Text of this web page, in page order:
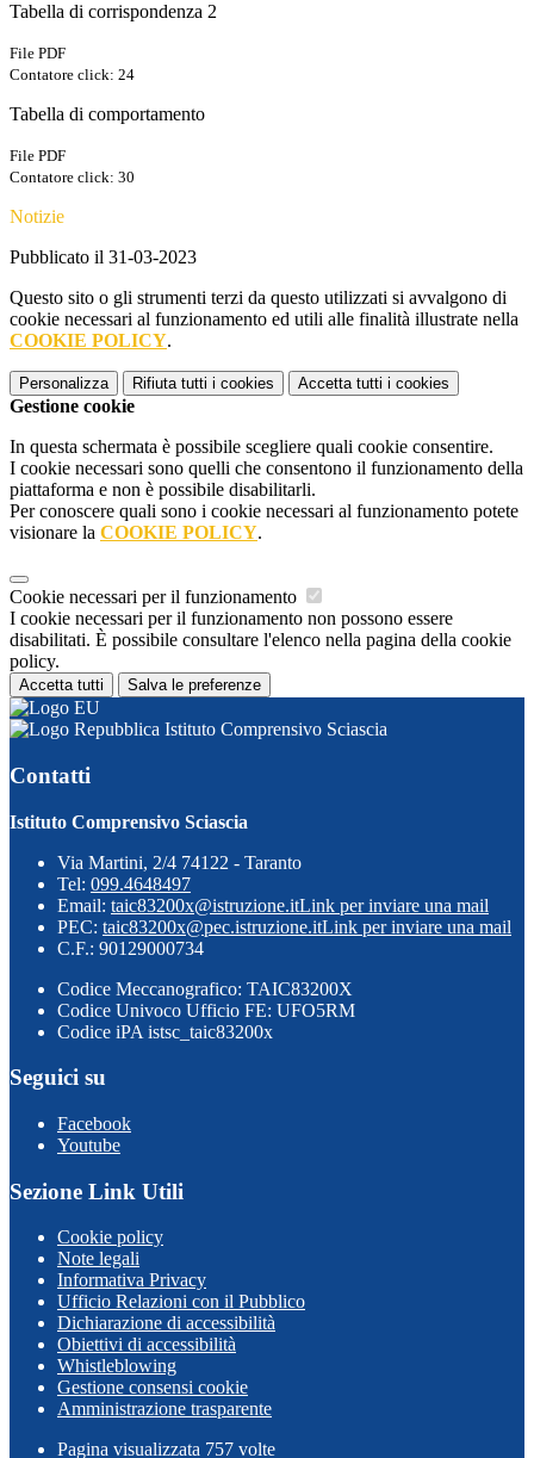
Tabella di corrispondenza 2
File PDF
Contatore click: 24
Tabella di comportamento
File PDF
Contatore click: 30
Notizie
Pubblicato il 31-03-2023
Questo sito o gli strumenti terzi da questo utilizzati si avvalgono di
cookie necessari al funzionamento ed utili alle finalità illustrate nella
COOKIE POLICY.
Personalizza Rifiuta tutti i cookies Accetta tutti i cookies
Gestione cookie
In questa schermata è possibile scegliere quali cookie consentire.
I cookie necessari sono quelli che consentono il funzionamento della
piattaforma e non è possibile disabilitarli.
Per conoscere quali sono i cookie necessari al funzionamento potete
visionare la COOKIE POLICY.
Cookie necessari per il funzionamento
I cookie necessari per il funzionamento non possono essere
disabilitati. È possibile consultare l'elenco nella pagina della cookie
policy.
Accetta tutti Salva le preferenze
Istituto Comprensivo Sciascia
Contatti
Istituto Comprensivo Sciascia
Via Martini, 2/4 74122 - Taranto
Tel: 099.4648497
Email: taic83200x@istruzione.itLink per inviare una mail
PEC: taic83200x@pec.istruzione.itLink per inviare una mail
C.F.: 90129000734
Codice Meccanografico: TAIC83200X
Codice Univoco Ufficio FE: UFO5RM
Codice iPA istsc_taic83200x
Seguici su
Facebook
Youtube
Sezione Link Utili
Cookie policy
Note legali
Informativa Privacy
Ufficio Relazioni con il Pubblico
Dichiarazione di accessibilità
Obiettivi di accessibilità
Whistleblowing
Gestione consensi cookie
Amministrazione trasparente
Pagina visualizzata 757 volte